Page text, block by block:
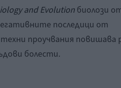
and Evolutionбиолози
последици от
проучвания повишава
болести.